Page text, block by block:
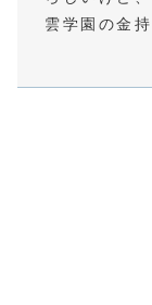
雲学園の金